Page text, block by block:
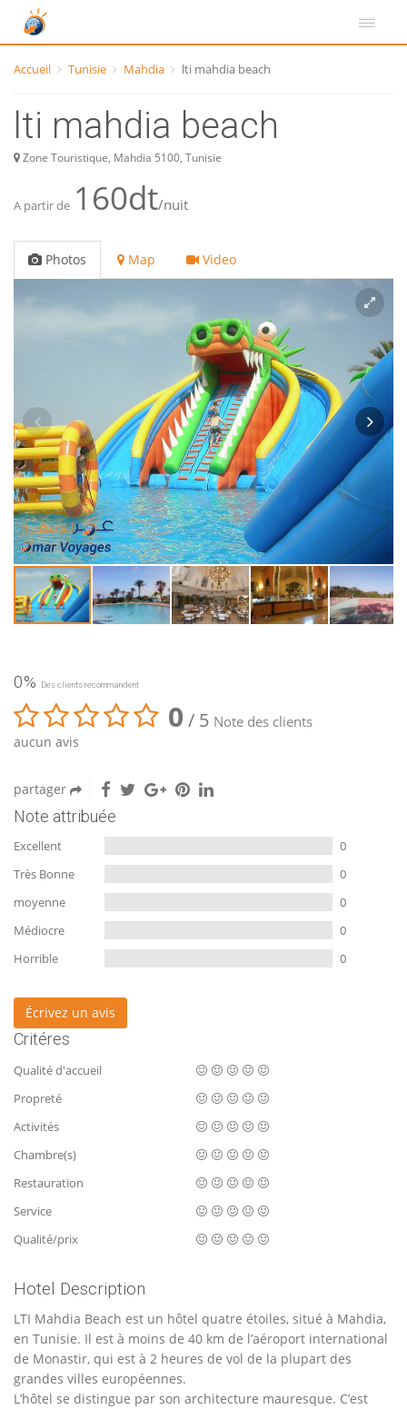
Accueil Tunisie Mahdia lti mahdia beach
lti mahdia beach
Zone Touristique, Mahdia 5100, Tunisie
A partir de 160dt/nuit
Photos Map Video
0% Des clients recommandent
0 / 5 Note des clients
aucun avis
partager
Note attribuée
Excellent
0
Très Bonne
0
moyenne
0
Médiocre
0
Horrible
0
Écrivez un avis
Critéres
Qualité d'accueil
Propreté
Activités
Chambre(s)
Restauration
Service
Qualité/prix
Hotel Description
LTI Mahdia Beach est un hôtel quatre étoiles, situé à Mahdia,
en Tunisie. Il est à moins de 40 km de l’aéroport international
de Monastir, qui est à 2 heures de vol de la plupart des
grandes villes européennes.
L’hôtel se distingue par son architecture mauresque. C’est